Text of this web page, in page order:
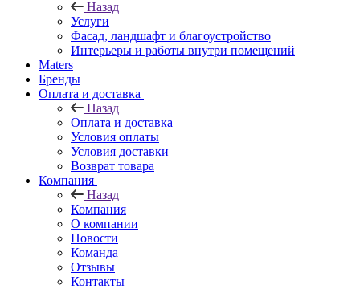
Назад
Услуги
Фасад, ландшафт и благоустройство
Интерьеры и работы внутри помещений
Maters
Бренды
Оплата и доставка
Назад
Оплата и доставка
Условия оплаты
Условия доставки
Возврат товара
Компания
Назад
Компания
О компании
Новости
Команда
Отзывы
Контакты